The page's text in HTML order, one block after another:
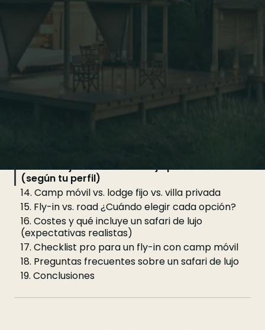
(según tu perfil)
5. Camp móvil vs. lodge fijo vs. villa privada
6. Fly-in vs. road ¿Cuándo elegir cada opción?
7. Costes y qué incluye un safari de lujo
(expectativas realistas)
8. Checklist pro para un fly-in con camp móvil
9. Preguntas frecuentes sobre un safari de lujo
10. Conclusiones
11. Campamentos móviles: lujo que se mueve con
13. Los mejores safaris de lujo por destino
(según tu perfil)
14. Camp móvil vs. lodge fijo vs. villa privada
15. Fly-in vs. road ¿Cuándo elegir cada opción?
16. Costes y qué incluye un safari de lujo
(expectativas realistas)
17. Checklist pro para un fly-in con camp móvil
18. Preguntas frecuentes sobre un safari de lujo
19. Conclusiones